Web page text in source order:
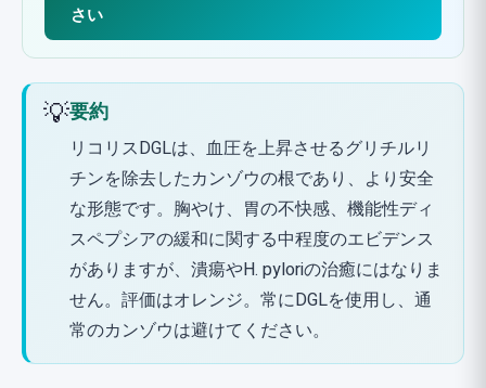
さい
💡要約
リコリスDGLは、血圧を上昇させるグリチルリ
チンを除去したカンゾウの根であり、より安全
な形態です。胸やけ、胃の不快感、機能性ディ
スペプシアの緩和に関する中程度のエビデンス
がありますが、潰瘍やH. pyloriの治癒にはなりま
せん。評価はオレンジ。常にDGLを使用し、通
常のカンゾウは避けてください。